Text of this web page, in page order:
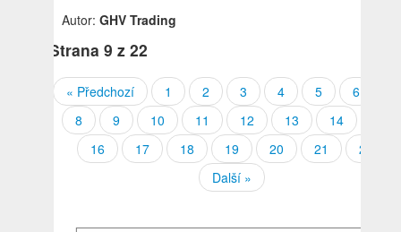
Autor: GHV Trading
Strana 9 z 22
« Předchozí 1 2 3 4 5 6
8
9 10 11 12 13 14
16
17 18 19 20 21
22
Další »